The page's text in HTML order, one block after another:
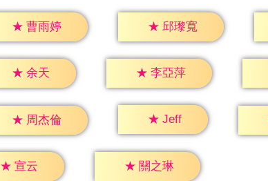
★ 曹雨婷 ★ 邱瓈寬
★ 余天 ★ 李亞萍
★ 周杰倫 ★ Jeff
★ 宣云 ★ 關之琳